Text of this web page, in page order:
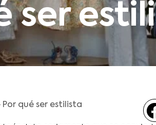
ser
Por qué ser estilista